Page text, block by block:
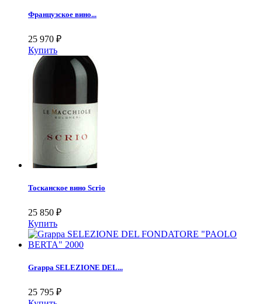
Французское вино...
25 970 ₽
Купить
Тосканское вино Scrio
25 850 ₽
Купить
Grappa SELEZIONE DEL...
25 795 ₽